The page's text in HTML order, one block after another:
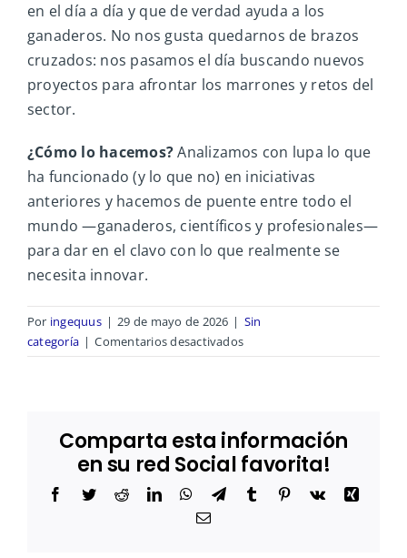
en el día a día y que de verdad ayuda a los
ganaderos. No nos gusta quedarnos de brazos
cruzados: nos pasamos el día buscando nuevos
proyectos para afrontar los marrones y retos del
sector.
¿Cómo lo hacemos?Analizamos con lupa lo que
ha funcionado (y lo que no) en iniciativas
anteriores y hacemos de puente entre todo el
mundo —ganaderos, científicos y profesionales—
para dar en el clavo con lo que realmente se
necesita innovar.
Por ingequus | 29 de mayo de 2026 | Sin
categoría | Comentarios desactivadosen
Grupo
Comparta esta información
en su red Social favorita!
Facebook
TwitterRedditLinkedInWhatsApp
TelegramTumblr Pinterest
Vk
Xing
Correo